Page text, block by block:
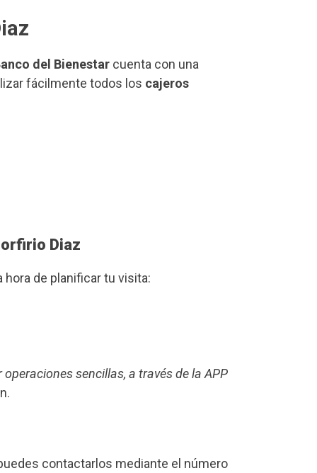
del Bienestar cuenta con una
fácilmente todos los cajeros
Diaz
hora de planificar tu visita:
sencillas, a través de la APP
contactarlos mediante el número